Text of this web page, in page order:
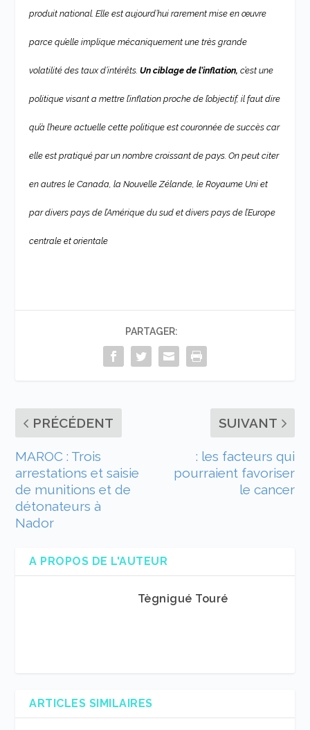
produit national. Elle est aujourd’hui rarement mise en œuvre
parce qu’elle implique mécaniquement une très grande
volatilité des taux d’intérêts.Un ciblage de l’inflation,c’est une
politique visant a mettre l’inflation proche de l’objectif, il faut dire
qu’à l’heure actuelle cette politique est couronnée de succès car
elle est pratiqué par un nombre croissant de pays. On peut citer
en autres le Canada, la Nouvelle Zélande, le Royaume Uni et
par divers pays de l’Amérique du sud et divers pays de l’Europe
centrale et orientale
PARTAGER:
PRÉCÉDENT
MAROC : Trois
arrestations et saisie
de munitions et de
détonateurs à
Nador
SUIVANT
: les facteurs qui
pourraient favoriser
le cancer
A PROPOS DE L'AUTEUR
Tègnigué Touré
ARTICLES SIMILAIRES